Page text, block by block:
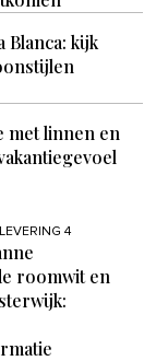
Blanca: kijk
met linnen en
4
roomwit en